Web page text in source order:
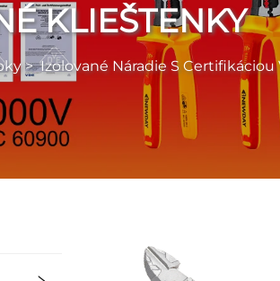
KLIEŠTENKY
>Izolované Náradie S Certifikáciou